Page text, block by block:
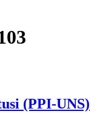
(PPI-UNS)